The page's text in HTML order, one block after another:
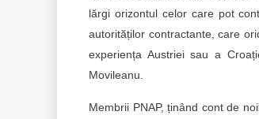
lărgi orizontul celor care pot
autorităților contractante, care
experiența Austriei sau a
Movileanu.
Membrii PNAP, ținând cont de